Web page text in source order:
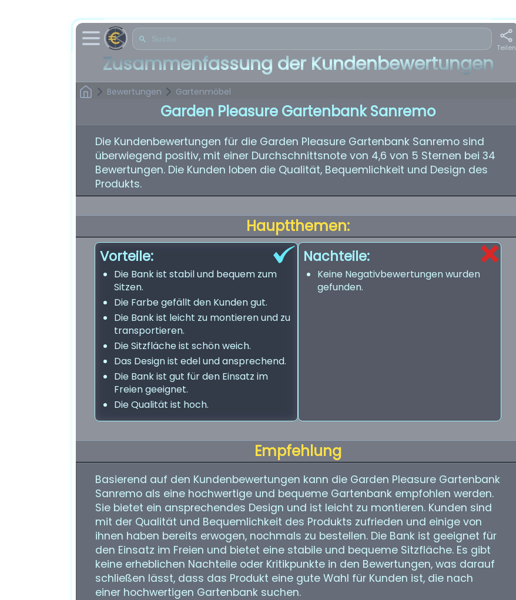
Teilen
Zusammenfassung der Kundenbewertungen
Bewertungen Gartenmöbel
Garden Pleasure Gartenbank Sanremo
Die Kundenbewertungen für die Garden Pleasure Gartenbank Sanremo sind
überwiegend positiv, mit einer Durchschnittsnote von 4,6 von 5 Sternen bei 34
Bewertungen. Die Kunden loben die Qualität, Bequemlichkeit und Design des
Produkts.
Hauptthemen:
Vorteile:
Die Bank ist stabil und bequem zum
Sitzen.
Die Farbe gefällt den Kunden gut.
Die Bank ist leicht zu montieren und zu
transportieren.
Die Sitzfläche ist schön weich.
Das Design ist edel und ansprechend.
Die Bank ist gut für den Einsatz im
Freien geeignet.
Die Qualität ist hoch.
Nachteile:
Keine Negativbewertungen wurden
gefunden.
Empfehlung
Basierend auf den Kundenbewertungen kann die Garden Pleasure Gartenbank
Sanremo als eine hochwertige und bequeme Gartenbank empfohlen werden.
Sie bietet ein ansprechendes Design und ist leicht zu montieren. Kunden sind
mit der Qualität und Bequemlichkeit des Produkts zufrieden und einige von
ihnen haben bereits erwogen, nochmals zu bestellen. Die Bank ist geeignet für
den Einsatz im Freien und bietet eine stabile und bequeme Sitzfläche. Es gibt
keine erheblichen Nachteile oder Kritikpunkte in den Bewertungen, was darauf
schließen lässt, dass das Produkt eine gute Wahl für Kunden ist, die nach
einer hochwertigen Gartenbank suchen.